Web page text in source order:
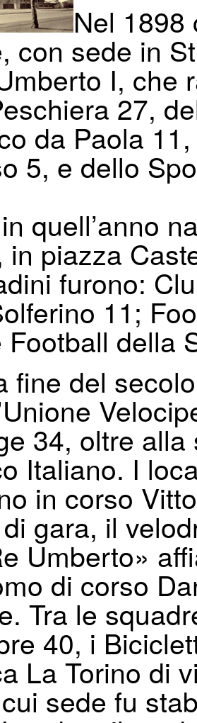
Nel 1898
con sede in
I, che
27,
da Paola
5, e dello
quell’anno
in piazza
furono:
11;
Football della
fine del
34, oltre
Italiano. I
in corso
gara, il
Umberto»
di corso
Tra le
40, i
La Torino di
sede fu